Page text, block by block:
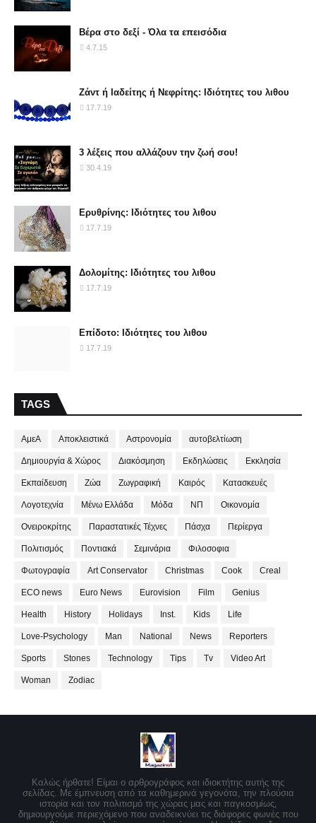
Βέρα στο δεξί - Όλα τα επεισόδια
4.7.15
Ζάντ ή Ιαδείτης ή Νεφρίτης: Ιδιότητες του λιθου
17.7.19
3 λέξεις που αλλάζουν την ζωή σου!
30.4.19
Ερυθρίνης: Ιδιότητες του λιθου
17.7.19
Δολομίτης: Ιδιότητες του λιθου
17.7.19
Επίδοτο: Ιδιότητες του λιθου
17.7.19
TAGS
ΑμεΑ Αποκλειστικά Αστρονομία αυτοβελτίωση
Δημιουργία & Χώρος Διακόσμηση Εκδηλώσεις Εκκλησία
Εκπαίδευση Ζώα Ζωγραφική Καιρός Κατασκευές
Λογοτεχνία Μένω Ελλάδα Μόδα ΝΠ Οικονομία
Ονειροκρίτης Παραστατικές Τέχνες Πάσχα Περίεργα
Πολιτισμός Ποντιακά Σεμινάρια Φιλοσοφια
Φωτογραφία Art Conservator Christmas Cook Creal
ECO news Euro News Eurovision Film Genius
Health History Holidays Inst. Kids Life
Love-Psychology Man National News Reporters
Sports Stones Technology Tips Tv Video Art
Woman Zodiac
Καλώς ήρθατε! Είμαι ο αρθρογράφος και ιδιοκτήτης αυτής της
σελίδας. Με έμπνευση από τα καθημερινά γεγονότα, την πλούσια
ιστορία και τον πολιτισμό της χώρας μας και παγκοσμίως,
δημιουργούμε περιεχόμενο που αναδεικνύει τις διάφορες φωνές που